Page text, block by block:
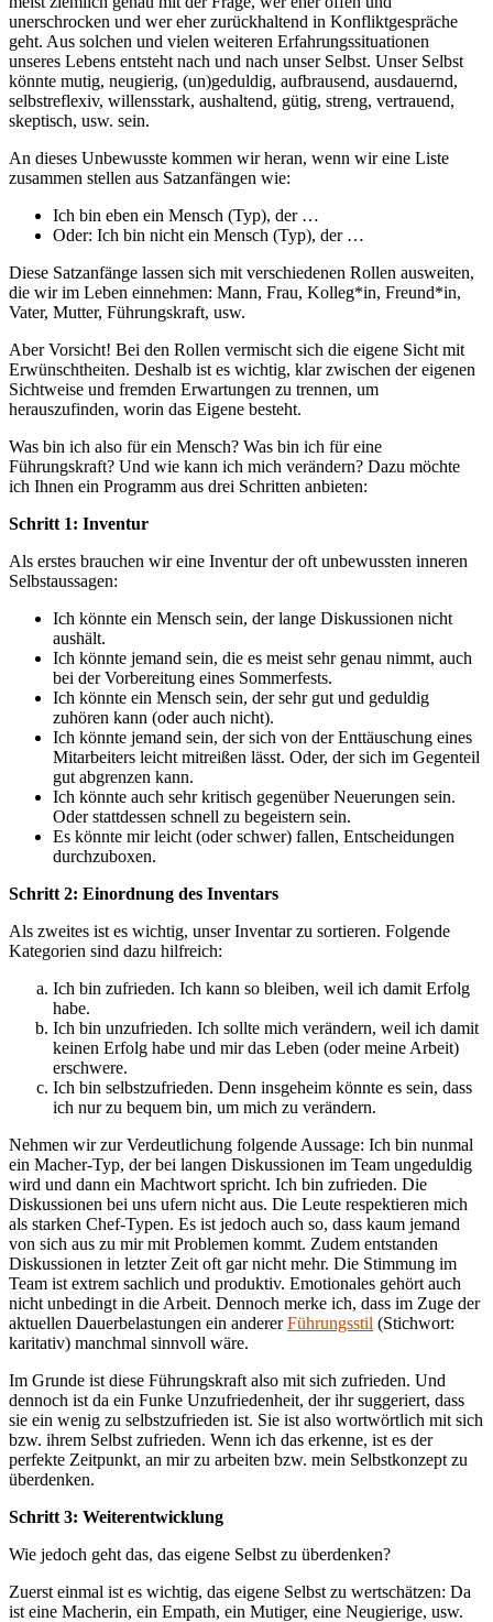
unerschrocken und wer eher zurückhaltend in Konfliktgespräche
geht. Aus solchen und vielen weiteren Erfahrungssituationen
unseres Lebens entsteht nach und nach unser Selbst. Unser Selbst
könnte mutig, neugierig, (un)geduldig, aufbrausend, ausdauernd,
selbstreflexiv, willensstark, aushaltend, gütig, streng, vertrauend,
skeptisch, usw. sein.
An dieses Unbewusste kommen wir heran, wenn wir eine Liste
zusammen stellen aus Satzanfängen wie:
Ich bin eben ein Mensch (Typ), der …
Oder: Ich bin nicht ein Mensch (Typ), der …
Diese Satzanfänge lassen sich mit verschiedenen Rollen ausweiten,
die wir im Leben einnehmen: Mann, Frau, Kolleg*in, Freund*in,
Vater, Mutter, Führungskraft, usw.
Aber Vorsicht! Bei den Rollen vermischt sich die eigene Sicht mit
Erwünschtheiten. Deshalb ist es wichtig, klar zwischen der eigenen
Sichtweise und fremden Erwartungen zu trennen, um
herauszufinden, worin das Eigene besteht.
Was bin ich also für ein Mensch? Was bin ich für eine
Führungskraft? Und wie kann ich mich verändern? Dazu möchte
ich Ihnen ein Programm aus drei Schritten anbieten:
Schritt 1: Inventur
Als erstes brauchen wir eine Inventur der oft unbewussten inneren
Selbstaussagen:
Ich könnte ein Mensch sein, der lange Diskussionen nicht
aushält.
Ich könnte jemand sein, die es meist sehr genau nimmt, auch
bei der Vorbereitung eines Sommerfests.
Ich könnte ein Mensch sein, der sehr gut und geduldig
zuhören kann (oder auch nicht).
Ich könnte jemand sein, der sich von der Enttäuschung eines
Mitarbeiters leicht mitreißen lässt. Oder, der sich im Gegenteil
gut abgrenzen kann.
Ich könnte auch sehr kritisch gegenüber Neuerungen sein.
Oder stattdessen schnell zu begeistern sein.
Es könnte mir leicht (oder schwer) fallen, Entscheidungen
durchzuboxen.
Schritt 2: Einordnung des Inventars
Als zweites ist es wichtig, unser Inventar zu sortieren. Folgende
Kategorien sind dazu hilfreich:
Ich bin zufrieden. Ich kann so bleiben, weil ich damit Erfolg
habe.
Ich bin unzufrieden. Ich sollte mich verändern, weil ich damit
keinen Erfolg habe und mir das Leben (oder meine Arbeit)
erschwere.
Ich bin selbstzufrieden. Denn insgeheim könnte es sein, dass
ich nur zu bequem bin, um mich zu verändern.
Nehmen wir zur Verdeutlichung folgende Aussage: Ich bin nunmal
ein Macher-Typ, der bei langen Diskussionen im Team ungeduldig
wird und dann ein Machtwort spricht. Ich bin zufrieden. Die
Diskussionen bei uns ufern nicht aus. Die Leute respektieren mich
als starken Chef-Typen. Es ist jedoch auch so, dass kaum jemand
von sich aus zu mir mit Problemen kommt. Zudem entstanden
Diskussionen in letzter Zeit oft gar nicht mehr. Die Stimmung im
Team ist extrem sachlich und produktiv. Emotionales gehört auch
nicht unbedingt in die Arbeit. Dennoch merke ich, dass im Zuge der
aktuellen Dauerbelastungen ein andererFührungsstil (Stichwort:
karitativ) manchmal sinnvoll wäre.
Im Grunde ist diese Führungskraft also mit sich zufrieden. Und
dennoch ist da ein Funke Unzufriedenheit, der ihr suggeriert, dass
sie ein wenig zu selbstzufrieden ist. Sie ist also wortwörtlich mit sich
bzw. ihrem Selbst zufrieden. Wenn ich das erkenne, ist es der
perfekte Zeitpunkt, an mir zu arbeiten bzw. mein Selbstkonzept zu
überdenken.
Schritt 3: Weiterentwicklung
Wie jedoch geht das, das eigene Selbst zu überdenken?
Zuerst einmal ist es wichtig, das eigene Selbst zu wertschätzen: Da
ist eine Macherin, ein Empath, ein Mutiger, eine Neugierige, usw.